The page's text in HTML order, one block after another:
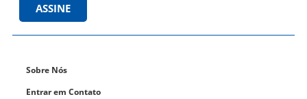
ASSINE
Sobre Nós
Entrar em Contato